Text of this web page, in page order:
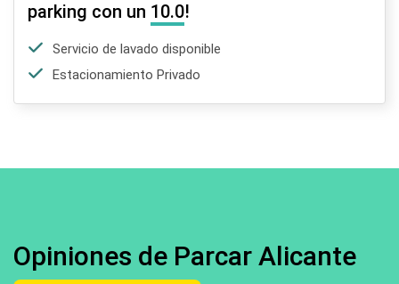
parking con un 10.0!
Servicio de lavado disponible
Estacionamiento Privado
Opiniones de Parcar Alicante